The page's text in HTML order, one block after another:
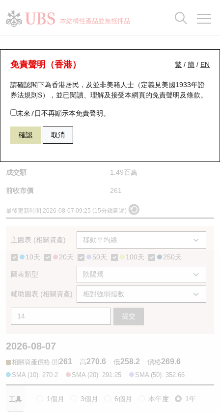
本結構性產品並無抵押品
繁 / 簡 / EN
免責聲明（香港）
請確認閣下為香港居民，及並非美籍人士（定義見美國1933年證
券法規則S），並已閱讀、理解及接受本網頁的免責聲明及條款。
未來7日不再顯示本免責聲明。
確認 取消
正股分析儀
6809 瀾起科技
(6809) 瀾起科技
$261
成交額 1.49百萬
前收市價 261
最後更新時間:2026-08-07 09:25 (15分鐘延遲)
主圖表 (相關資產)
10天 20天 50天 100天 250天
圖表類型
輔助圖表 (相關資產)
提交
2026-08-07
相關資產價格:開261 高270.6 低258.2 價格269.6
SMA (10): 270.2 SMA (20): 291.25 SMA (50): 352.66
工具 1個月 3個月 6個月 本年度 1年
瑞銀認股證一覽
新發行瑞銀認股證
即將到期認股證
認股證到期結算價查詢
認股證分析儀
引伸波幅比較圖
認股證文件及公告
認股證文件及公告 (瑞信)
街貨統計
比較
牛熊全景快搜
牛熊證搜尋
牛熊證街貨分佈圖
正股牛熊證列表
新發行瑞銀牛熊證
即將到期牛熊證
牛熊證到期結算價查詢
牛熊證分析儀
牛熊證文件及公告
街貨統計
比較
十大升幅/跌幅
十大認股證成交分佈
十天股證佔大市成交
資金流
街貨統計
正股分析儀
二十大活躍股份
恒指成份股
國指成份股
科指成份股
業績及經濟日曆
AH 股價對照
ADR
持股比重
顯示所有持股比重
每月輪證大市專題
輪證專欄
講座及教育短片
認股證投資者教育
牛熊證投資者教育